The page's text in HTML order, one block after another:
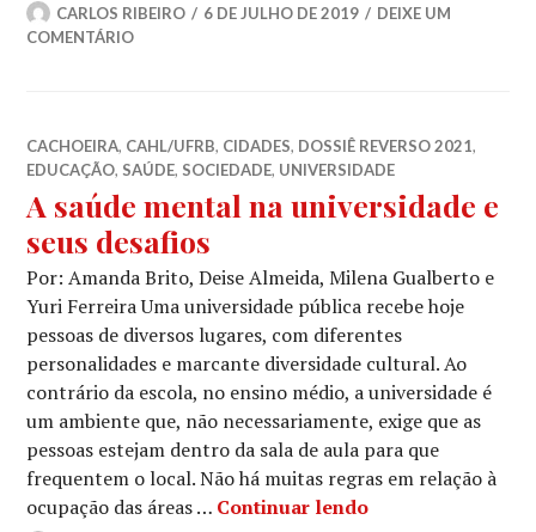
CARLOS RIBEIRO 6 DE JULHO DE 2019
DEIXE UM
COMENTÁRIO
CACHOEIRA, CAHL/UFRB, CIDADES, DOSSIÊ REVERSO 2021,
EDUCAÇÃO, SAÚDE, SOCIEDADE, UNIVERSIDADE
A saúde mental na universidade e
seus desafios
Por: Amanda Brito, Deise Almeida, Milena Gualberto e
Yuri Ferreira Uma universidade pública recebe hoje
pessoas de diversos lugares, com diferentes
personalidades e marcante diversidade cultural. Ao
contrário da escola, no ensino médio, a universidade é
um ambiente que, não necessariamente, exige que as
pessoas estejam dentro da sala de aula para que
frequentem o local. Não há muitas regras em relação à
ocupação das áreas … Continuar lendoA saúde mental